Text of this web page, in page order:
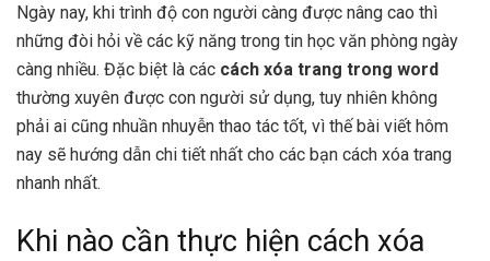
Ngày nay, khi trình độ con người càng được nâng cao thì
những đòi hỏi về các kỹ năng trong tin học văn phòng ngày
càng nhiều. Đặc biệt là các cách xóa trang trong word
thường xuyên được con người sử dụng, tuy nhiên không
phải ai cũng nhuần nhuyễn thao tác tốt, vì thế bài viết hôm
nay sẽ hướng dẫn chi tiết nhất cho các bạn cách xóa trang
nhanh nhất.
Khi nào cần thực hiện cách xóa